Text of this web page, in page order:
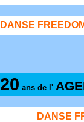
DANSE
20 ans de l'
DANSE